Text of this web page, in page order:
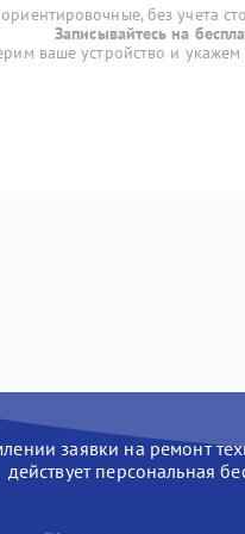
без учета
Записывайтесь на
ваше устройство и укажем
заявки на ремонт
действует персональная